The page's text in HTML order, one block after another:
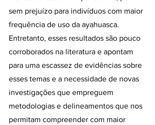
sem prejuízo para indivíduos com maior
frequência de uso da ayahuasca.
Entretanto, esses resultados são pouco
corroborados na literatura e apontam
para uma escassez de evidências sobre
esses temas e a necessidade de novas
investigações que empreguem
metodologias e delineamentos que nos
permitam compreender com maior